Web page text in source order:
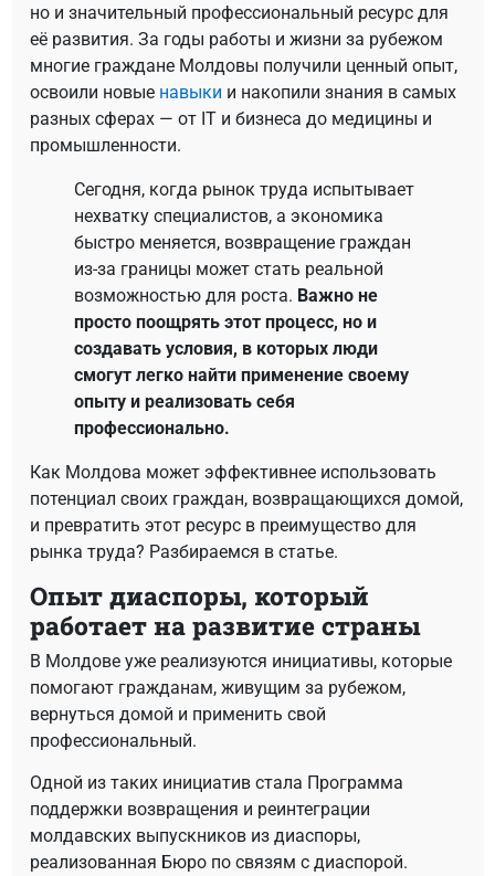
но и значительный профессиональный ресурс для
её развития. За годы работы и жизни за рубежом
многие граждане Молдовы получили ценный опыт,
освоили новые навыки и накопили знания в самых
разных сферах — от IT и бизнеса до медицины и
промышленности.
Сегодня, когда рынок труда испытывает
нехватку специалистов, а экономика
быстро меняется, возвращение граждан
из-за границы может стать реальной
возможностью для роста. Важно не
просто поощрять этот процесс, но и
создавать условия, в которых люди
смогут легко найти применение своему
опыту и реализовать себя
профессионально.
Как Молдова может эффективнее использовать
потенциал своих граждан, возвращающихся домой,
и превратить этот ресурс в преимущество для
рынка труда? Разбираемся в статье.
Опыт диаспоры, который
работает на развитие страны
В Молдове уже реализуются инициативы, которые
помогают гражданам, живущим за рубежом,
вернуться домой и применить свой
профессиональный.
Одной из таких инициатив стала Программа
поддержки возвращения и реинтеграции
молдавских выпускников из диаспоры,
реализованная Бюро по связям с диаспорой.